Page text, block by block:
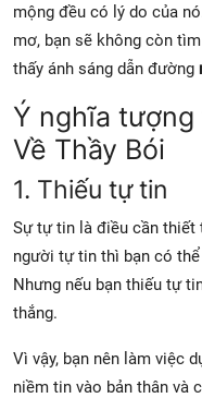
mộng đều có lý do của
mơ, bạn sẽ không còn
thấy ánh sáng dẫn đường
Ý nghĩa
Về Thầy Bói
1. Thiếu tự tin
Sự tự tin là điều cần thiết
người tự tin thì bạn có
Nhưng nếu bạn thiếu tự
thắng.
Vì vậy, bạn nên làm việc
niềm tin vào bản thân và